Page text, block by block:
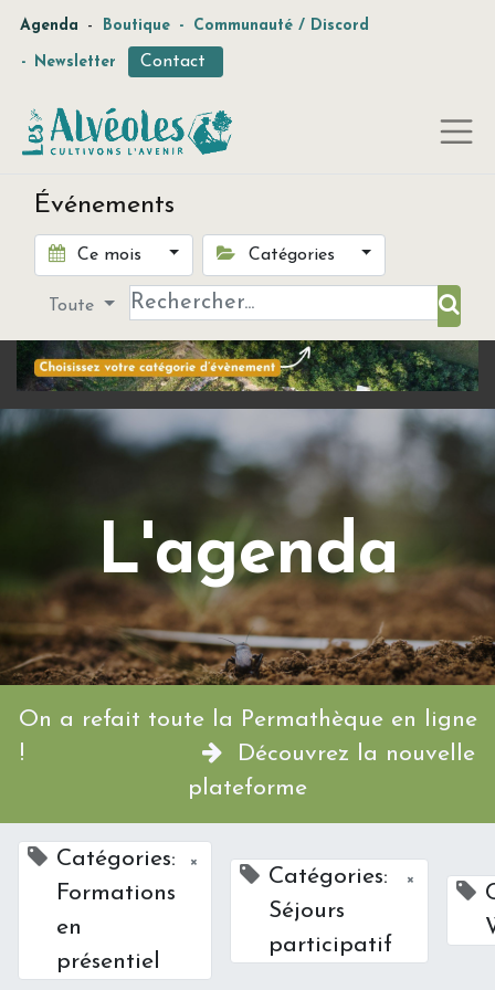
Agenda - Boutique - Communauté / Discord
- Newsletter Contact
Événements
Ce mois Catégories
Toute
L'agenda
On a refait toute la Permathèque en ligne
!
Découvrez la nouvelle
plateforme
Catégories:
Formations
en
présentiel
×
Catégories:
Séjours
participatif
×